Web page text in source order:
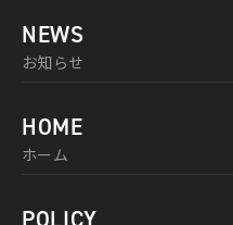
NEWS
お知らせ
HOME
ホーム